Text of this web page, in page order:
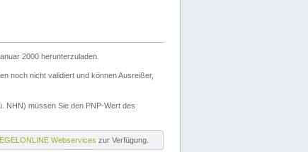
2000 herunterzuladen.
noch nicht validiert und können Ausreißer,
NHN) müssen Sie den PNP-Wert des
Webservices zur Verfügung.